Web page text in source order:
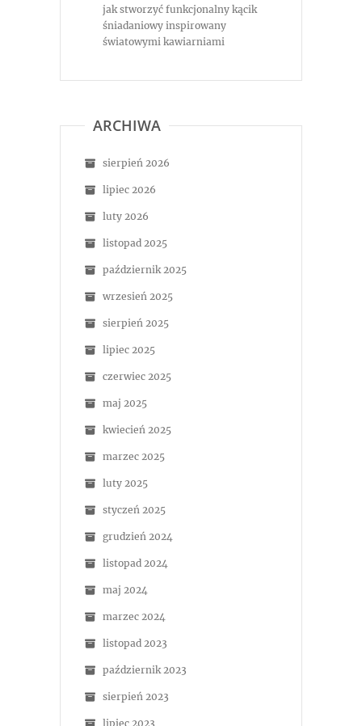
jak stworzyć funkcjonalny kącik
śniadaniowy inspirowany
światowymi kawiarniami
ARCHIWA
sierpień 2026
lipiec 2026
luty 2026
listopad 2025
październik 2025
wrzesień 2025
sierpień 2025
lipiec 2025
czerwiec 2025
maj 2025
kwiecień 2025
marzec 2025
luty 2025
styczeń 2025
grudzień 2024
listopad 2024
maj 2024
marzec 2024
listopad 2023
październik 2023
sierpień 2023
lipiec 2023